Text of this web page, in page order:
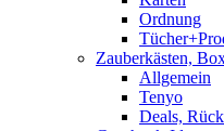
Ordnung
Zauberkästen,
Allgemein
Tenyo
Deals,